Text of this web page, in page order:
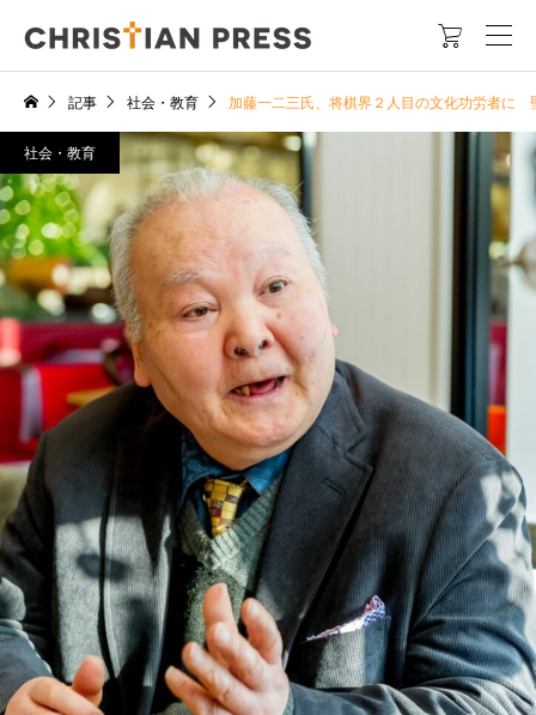

記事 社会・教育 加藤一二三氏、将棋界２人目の文化功労者に
社会・教育